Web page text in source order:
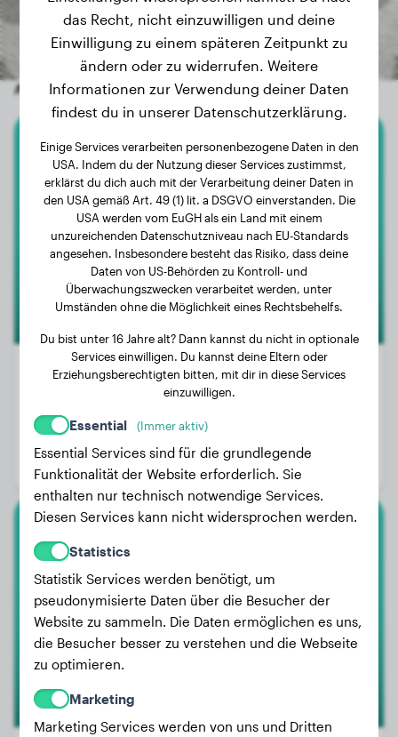
Andere zufällige Hunde
Dobermann
Diesel
Gewicht:
Alter:
Geschlecht:
Mía
das Recht, nicht einzuwilligen und deine
Einwilligung zu einem späteren Zeitpunkt zu
ändern oder zu widerrufen. Weitere
Informationen zur Verwendung deiner Daten
findest du in unserer Datenschutzerklärung.
Einige Services verarbeiten personenbezogene Daten in den
USA. Indem du der Nutzung dieser Services zustimmst,
erklärst du dich auch mit der Verarbeitung deiner Daten in
den USA gemäß Art. 49 (1) lit. a DSGVO einverstanden. Die
USA werden vom EuGH als ein Land mit einem
unzureichenden Datenschutzniveau nach EU-Standards
angesehen. Insbesondere besteht das Risiko, dass deine
Daten von US-Behörden zu Kontroll- und
Überwachungszwecken verarbeitet werden, unter
Umständen ohne die Möglichkeit eines Rechtsbehelfs.
Du bist unter 16 Jahre alt? Dann kannst du nicht in optionale
Services einwilligen. Du kannst deine Eltern oder
Erziehungsberechtigten bitten, mit dir in diese Services
einzuwilligen.
Essential (Immer aktiv)
Essential Services sind für die grundlegende
Funktionalität der Website erforderlich. Sie
enthalten nur technisch notwendige Services.
Diesen Services kann nicht widersprochen werden.
Statistics
Statistik Services werden benötigt, um
pseudonymisierte Daten über die Besucher der
Website zu sammeln. Die Daten ermöglichen es uns,
die Besucher besser zu verstehen und die Webseite
zu optimieren.
Marketing
Marketing Services werden von uns und Dritten